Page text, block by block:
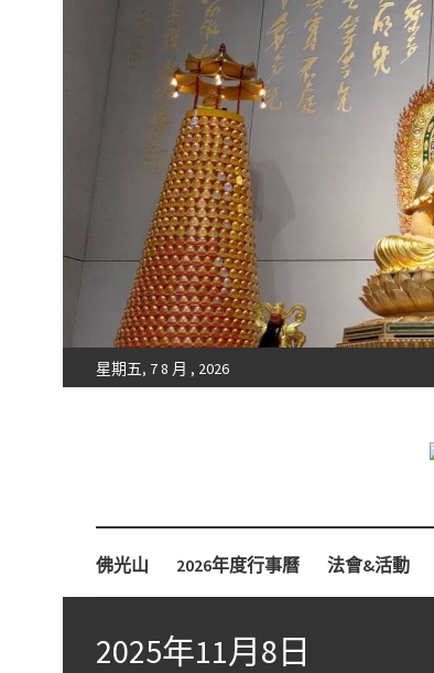
星期五, 7 8 月 , 2026
佛光山 2026年度行事曆 法會&活動
2025年11月8日